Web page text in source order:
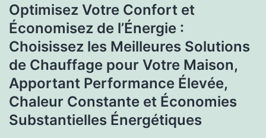
Optimisez Votre Confort et
Économisez de l’Énergie :
Choisissez les Meilleures Solutions
de Chauffage pour Votre Maison,
Apportant Performance Élevée,
Chaleur Constante et Économies
Substantielles Énergétiques